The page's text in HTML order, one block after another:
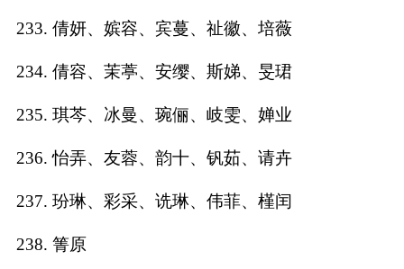
233. 倩妍、嫔容、宾蔓、祉徽、培薇
234. 倩容、茉葶、安缨、斯娣、旻珺
235. 琪芩、冰曼、琬俪、岐雯、婵业
236. 怡弄、友蓉、韵十、钒茹、请卉
237. 玢琳、彩采、诜琳、伟菲、槿闰
238. 箐原